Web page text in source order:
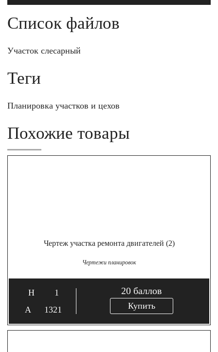
Список файлов
Участок слесарный
Теги
Планировка участков и цехов
Похожие товары
Чертеж участка ремонта двигателей (2)
Чертежи планировок
1
1321
20 баллов
Купить